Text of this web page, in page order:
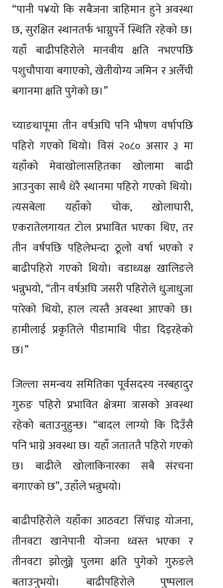
“पानी प¥यो कि सबैजना त्राहिमान हुने अवस्था
छ, सुरक्षित स्थानतर्फ भाग्नुपर्ने स्थिति रहेको छ।
यहाँ बाढीपहिरोले मानवीय क्षति नभएपछि
पशुचौपाया बगाएको, खेतीयोग्य जमिन र अलैँची
बगानमा क्षति पुगेको छ।”
च्याङथापूमा तीन वर्षअघि पनि भीषण वर्षापछि
पहिरो गएको थियो। विसं २०८० असार ३ मा
यहाँको मेवाखोलासहितका खोलामा बाढी
आउनुका साथै धेरै स्थानमा पहिरो गएको थियो।
त्यसबेला यहाँको चोक, खोलाघारी,
एकरातेलगायत टोल प्रभावित भएका थिए, तर
तीन वर्षपछि पहिलेभन्दा ठूलो वर्षा भएको र
बाढीपहिरो गएको थियो। वडाध्यक्ष खालिङले
भन्नुभयो, “तीन वर्षअघि जसरी पहिरोले धुजाधुजा
पारेको थियो, हाल त्यस्तै अवस्था आएको छ।
हामीलाई प्रकृतिले पीडामाथि पीडा दिइरहेको
छ।”
जिल्ला समन्वय समितिका पूर्वसदस्य नरबहादुर
गुरुङ पहिरो प्रभावित क्षेत्रमा त्रासको अवस्था
रहेको बताउनुहुन्छ। “बादल लाग्यो कि दिउँसै
पनि भाग्ने अवस्था छ। यहाँ जताततै पहिरो गएको
छ। बाढीले खोलाकिनारका सबै संरचना
बगाएको छ”, उहाँले भन्नुभयो।
बाढीपहिरोले यहाँका आठवटा सिँचाइ योजना,
तीनवटा खानेपानी योजना ध्वस्त भएका र
तीनवटा झोलुङ्गे पुलमा क्षति पुगेको गुरुङले
बताउनुभयो। बाढीपहिरोले पुष्पलाल